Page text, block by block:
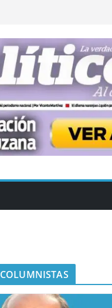
COLUMNISTAS